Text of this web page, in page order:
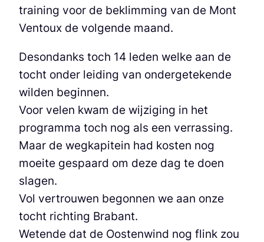
training voor de beklimming van de Mont
Ventoux de volgende maand.
Desondanks toch 14 leden welke aan de
tocht onder leiding van ondergetekende
wilden beginnen.
Voor velen kwam de wijziging in het
programma toch nog als een verrassing.
Maar de wegkapitein had kosten nog
moeite gespaard om deze dag te doen
slagen.
Vol vertrouwen begonnen we aan onze
tocht richting Brabant.
Wetende dat de Oostenwind nog flink zou